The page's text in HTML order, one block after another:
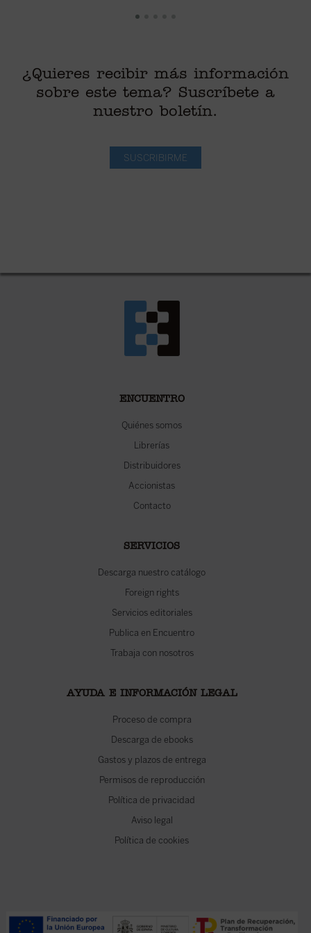
¿Quieres recibir más información
sobre este tema? Suscríbete a
nuestro boletín.
SUSCRIBIRME
ENCUENTRO
Quiénes somos
Librerías
Distribuidores
Accionistas
Contacto
SERVICIOS
Descarga nuestro catálogo
Foreign rights
Servicios editoriales
Publica en Encuentro
Trabaja con nosotros
AYUDA E INFORMACIÓN LEGAL
Proceso de compra
Descarga de ebooks
Gastos y plazos de entrega
Permisos de reproducción
Política de privacidad
Aviso legal
Política de cookies